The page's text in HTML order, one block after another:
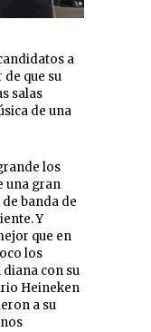
a
que su
salas
de una
los
una gran
banda de
Y
que en
los
diana con su
Heineken
a su